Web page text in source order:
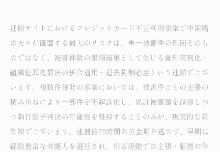
通販サイトにおけるクレジットカード不正利用事案で中国籍
の方々が直面する最大のリスクは、単一被害件の刑罰そのも
のではなく、被害件数の累積結果として生じる量刑実刑化・
組織犯罪処罰法の併合適用・退去強制必至という連鎖でござ
います。複数件併発の事案においては、被害件ごとの主張の
積み重ねにより一部件を不起訴化し、累計被害額を制御しつ
つ執行猶予判決の可能性を維持することのみが、現実的な防
御線でございます。逮捕後72時間の黄金期を逃さず、早期に
経験豊富な弁護人を選任され、刑事段階での主張・証拠の体